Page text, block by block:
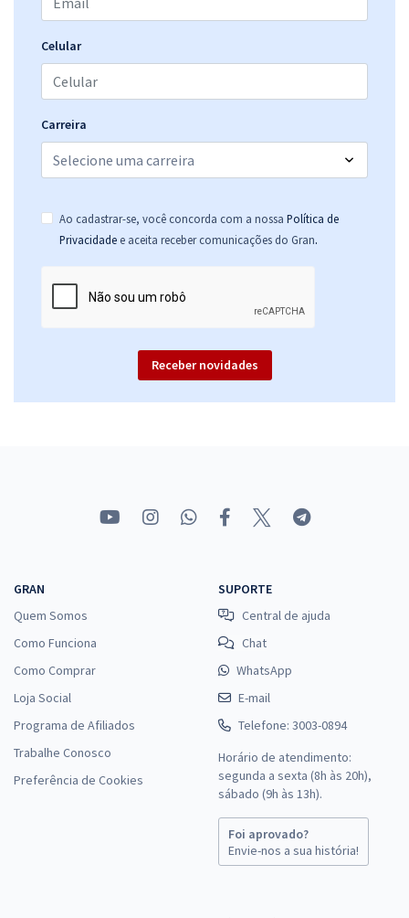
Celular
Carreira
Ao cadastrar-se, você concorda com a nossa Política de
Privacidade e aceita receber comunicações do Gran.
Receber novidades
GRAN
Quem Somos
Como Funciona
Como Comprar
Loja Social
Programa de Afiliados
Trabalhe Conosco
Preferência de Cookies
SUPORTE
Central de ajuda
Chat
WhatsApp
E-mail
Telefone: 3003-0894
Horário de atendimento:
segunda a sexta (8h às 20h),
sábado (9h às 13h).
Foi aprovado?
Envie-nos a sua história!